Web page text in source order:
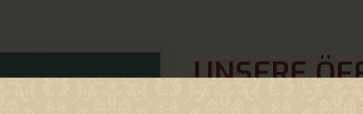
UNSERE